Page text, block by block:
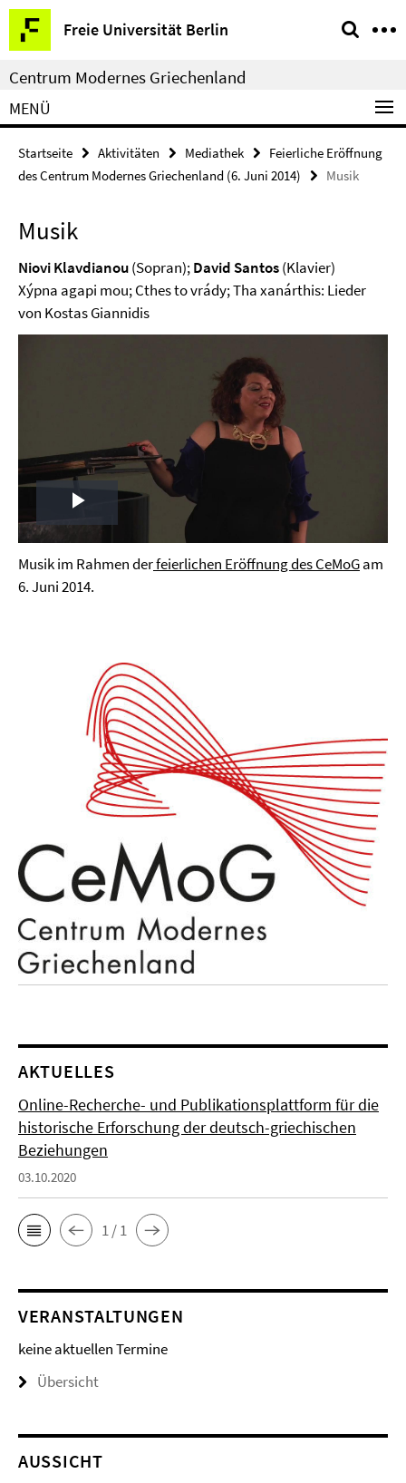
Springe
direkt
zu
Inhalt
Freie Universität Berlin
Service-
Navigation
Centrum Modernes Griechenland
MENÜ
Startseite Aktivitäten Mediathek
Feierliche Eröffnung
des Centrum Modernes Griechenland (6. Juni 2014)
Musik
Musik
Niovi Klavdianou(Sopran);David Santos(Klavier)
Xýpna agapi mou; Cthes to vrády; Tha xanárthis: Lieder
von Kostas Giannidis
Play
Video
Musik im Rahmen derfeierlichen Eröffnung des CeMoGam
6. Juni 2014.
AKTUELLES
Online-Recherche- und Publikationsplattform für die
historische Erforschung der deutsch-griechischen
Beziehungen
03.10.2020
1 / 1
VERANSTALTUNGEN
keine aktuellen Termine
Übersicht
AUSSICHT